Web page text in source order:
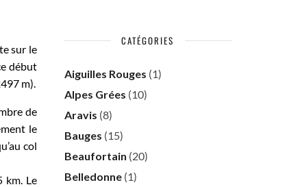
sur le
début
m).
de
le
col
km. Le
CATÉGORIES
Aiguilles Rouges (1)
Alpes Grées (10)
Aravis (8)
Bauges (15)
Beaufortain (20)
Belledonne(1)